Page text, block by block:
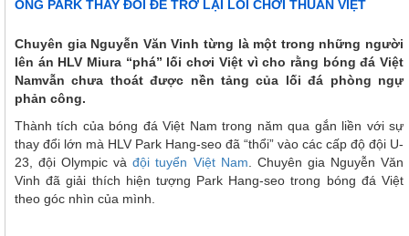
ÔNG PARK THAY ĐỔI ĐỂ TRỞ LẠI LỐI CHƠI THUẦN VIỆT
Chuyên gia Nguyễn Văn Vinh từng là một trong những người
lên án HLV Miura “phá” lối chơi Việt vì cho rằng bóng đá Việt
Namvẫn chưa thoát được nền tảng của lối đá phòng ngự
phản công.
Thành tích của bóng đá Việt Nam trong năm qua gắn liền với sự
thay đổi lớn mà HLV Park Hang-seo đã “thổi” vào các cấp độ đội U-
23, đội Olympic vàđội tuyển Việt Nam. Chuyên gia Nguyễn Văn
Vinh đã giải thích hiện tượng Park Hang-seo trong bóng đá Việt
theo góc nhìn của mình.